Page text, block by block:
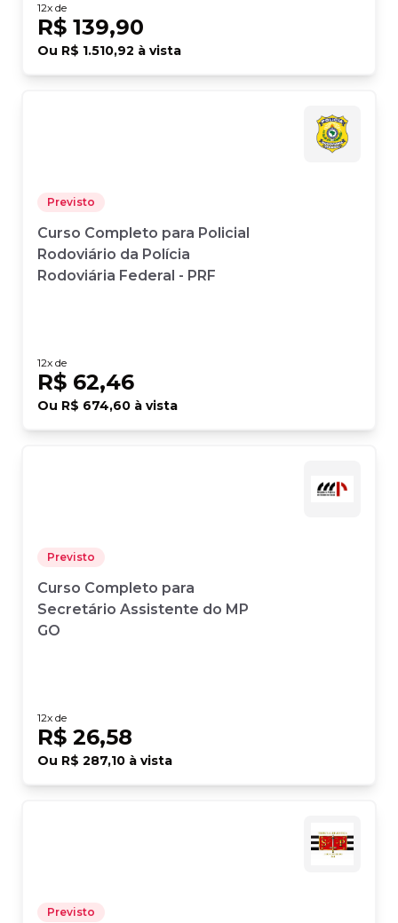
12x de
R$ 139,90
Ou R$ 1.510,92 à vista
Previsto
Curso Completo para Policial
Rodoviário da Polícia
Rodoviária Federal - PRF
12x de
R$ 62,46
Ou R$ 674,60 à vista
Previsto
Curso Completo para
Secretário Assistente do MP
GO
12x de
R$ 26,58
Ou R$ 287,10 à vista
Previsto